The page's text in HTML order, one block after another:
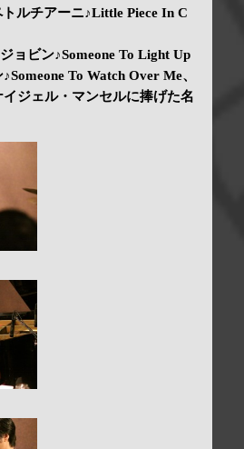
ルチアーニ♪Little Piece In C
ョビン♪Someone To Light Up
To Watch Over Me、
ジェル・マンセルに捧げた名